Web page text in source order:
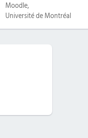
Moodle,
Université de Montréal